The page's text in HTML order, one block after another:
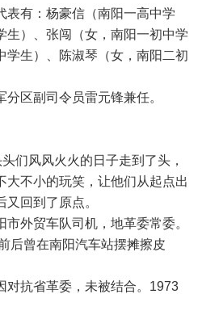
表有：杨豪信（南阳一高中学
生）、张闯（女，南阳一初中学
学生）、陈淑琴（女，南阳二初
区副司令员雷元锋兼任。
们风风火火的日子走到了头，
大不小的玩笑，让他们从起点出
回到了原点。
外贸车队司机，地革委常委。
后曾在南阳汽车站摆摊擦皮
对抗省革委，未被结合。1973